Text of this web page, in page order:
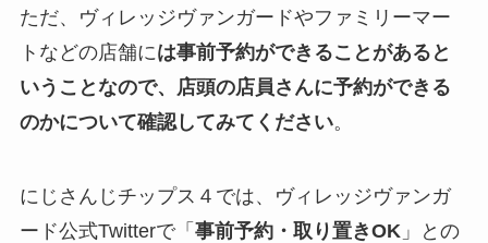
ただ、ヴィレッジヴァンガードやファミリーマー
トなどの店舗には事前予約ができることがあると
いうことなので、店頭の店員さんに予約ができる
のかについて確認してみてください。
にじさんじチップス４では、ヴィレッジヴァンガ
ード公式Twitterで「 事前予約・取り置きOK 」との